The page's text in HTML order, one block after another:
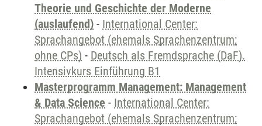
Theorie und Geschichte der Moderne
(auslaufend) - International Center:
Sprachangebot (ehemals Sprachenzentrum;
ohne CPs) - Deutsch als Fremdsprache (DaF).
Intensivkurs Einführung B1
Masterprogramm Management: Management
& Data Science - International Center:
Sprachangebot (ehemals Sprachenzentrum;